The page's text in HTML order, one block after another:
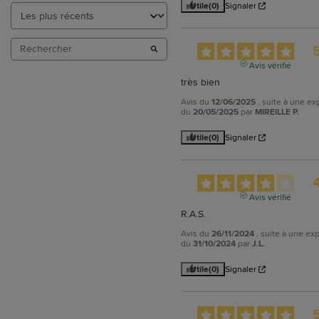
Utile(0) Signaler
Avis vérifié
très bien
Avis du12/06/2025 , suite à une
du20/05/2025 par MIREILLE P.
Utile(0) Signaler
Avis vérifié
R.A.S.
Avis du26/11/2024 , suite à une
du31/10/2024 parJ.L.
Utile(0) Signaler